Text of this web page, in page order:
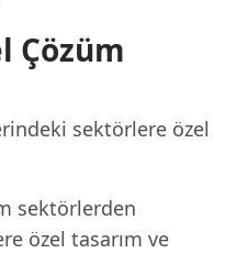
Çözüm
sektörlere özel
sektörlerden
özel tasarım ve